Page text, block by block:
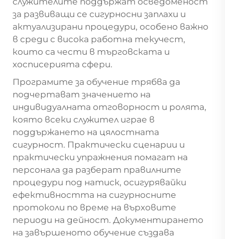
за развиващи се сигурносни заплахи и
актуализирани процедури, особено важно
в среди с висока работна текучест,
които са чести в търговската и
хосписерията сфери.
Програмите за обучение трябва да
подчертават значението на
индивидуалната отговорност и ролята,
която всеки служител играе в
поддържането на цялостната
сигурност. Практически сценарии и
практически упражнения помагат на
персонала да разберат правилните
процедури под натиск, осигурявайки
ефективността на сигурносните
протоколи по време на върховите
периоди на дейност. Документирането
на завършеното обучение създава